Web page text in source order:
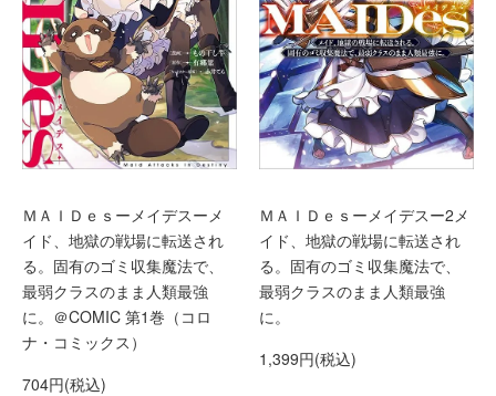
ＭＡＩＤｅｓーメイデスーメ
イド、地獄の戦場に転送され
る。固有のゴミ収集魔法で、
最弱クラスのまま人類最強
に。＠COMIC 第1巻（コロ
ナ・コミックス）
704円(税込)
ＭＡＩＤｅｓーメイデスー2メ
イド、地獄の戦場に転送され
る。固有のゴミ収集魔法で、
最弱クラスのまま人類最強
に。
1,399円(税込)